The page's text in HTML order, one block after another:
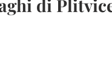
di